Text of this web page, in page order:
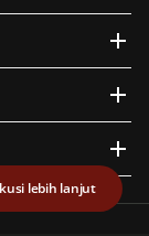
lebih lanjut